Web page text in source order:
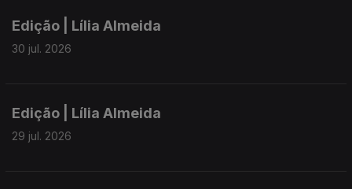
Edição | Lília Almeida
30 jul. 2026
Edição | Lília Almeida
29 jul. 2026